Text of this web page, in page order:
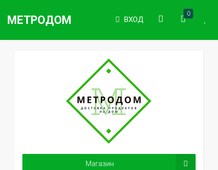
МЕТРОДОМ ВХОД
0
Магазин